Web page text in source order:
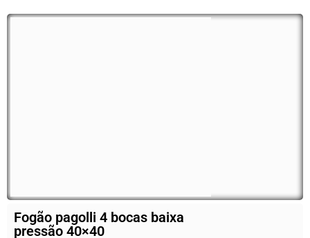
Fogão pagolli 4 bocas baixa
pressão 40×40